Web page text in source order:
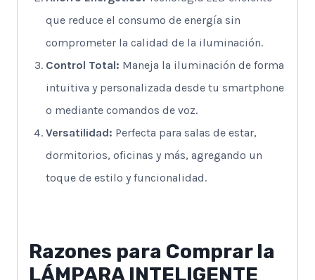
que reduce el consumo de energía sin
comprometer la calidad de la iluminación.
Control Total: Maneja la iluminación de forma
intuitiva y personalizada desde tu smartphone
o mediante comandos de voz.
Versatilidad: Perfecta para salas de estar,
dormitorios, oficinas y más, agregando un
toque de estilo y funcionalidad.
Razones para Comprar la
LÁMPARA INTELIGENTE